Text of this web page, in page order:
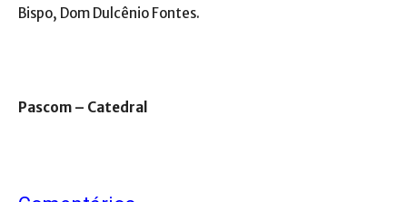
Bispo, Dom Dulcênio Fontes.
Pascom – Catedral